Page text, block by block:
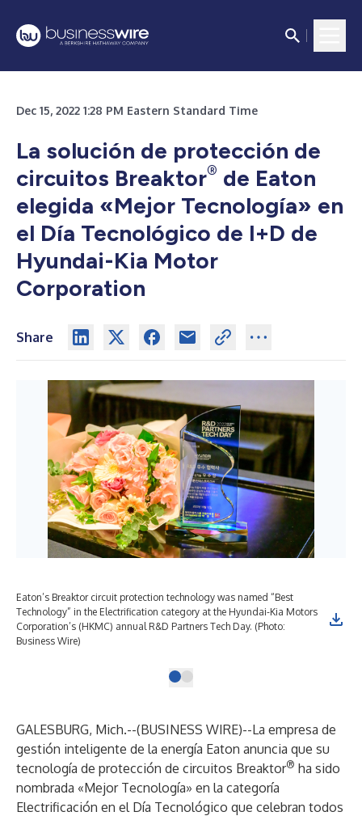
Dec 15, 2022 1:28 PM Eastern Standard Time
La solución de protección de
circuitos Breaktor® de Eaton
elegida «Mejor Tecnología» en
el Día Tecnológico de I+D de
Hyundai-Kia Motor
Corporation
Share
Eaton’s Breaktor circuit protection technology was named “Best
Technology” in the Electrification category at the Hyundai-Kia Motors
Corporation’s (HKMC) annual R&D Partners Tech Day. (Photo:
Business Wire)
GALESBURG, Mich.--(BUSINESS WIRE)--La empresa de
gestión inteligente de la energía Eaton anuncia que su
tecnología de protección de circuitos Breaktor® ha sido
nombrada «Mejor Tecnología» en la categoría
Electrificación en el Día Tecnológico que celebran todos